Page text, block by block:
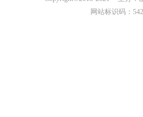
网站标识码：